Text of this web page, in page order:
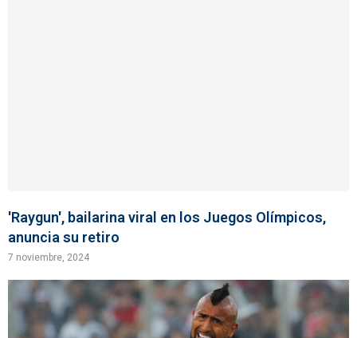
'Raygun', bailarina viral en los Juegos Olímpicos,
anuncia su retiro
7 noviembre, 2024